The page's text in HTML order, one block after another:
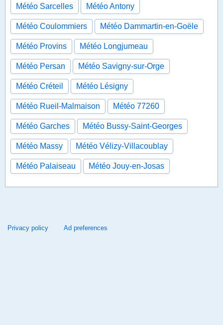
Météo Sarcelles Météo Antony
Météo Coulommiers Météo Dammartin-en-Goële
Météo Provins Météo Longjumeau
Météo Persan Météo Savigny-sur-Orge
Météo Créteil Météo Lésigny
Météo Rueil-Malmaison Météo 77260
Météo Garches Météo Bussy-Saint-Georges
Météo Massy Météo Vélizy-Villacoublay
Météo Palaiseau Météo Jouy-en-Josas
Privacy policy Ad preferences